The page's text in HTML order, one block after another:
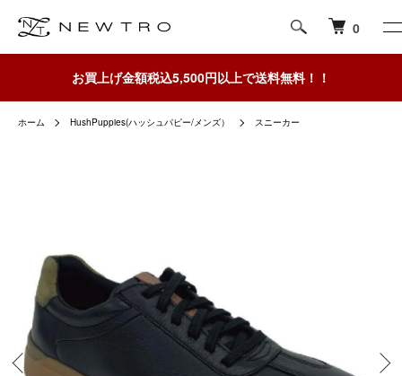
0
お買上げ金額税込5,500円以上で送料無料！！
ホーム HushPuppies(ハッシュパピー/メンズ） スニーカー